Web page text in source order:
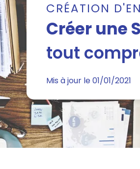
CRÉATION
Créer une
tout
Mis à jour le 01/01/2021